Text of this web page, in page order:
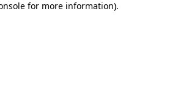
for more information).